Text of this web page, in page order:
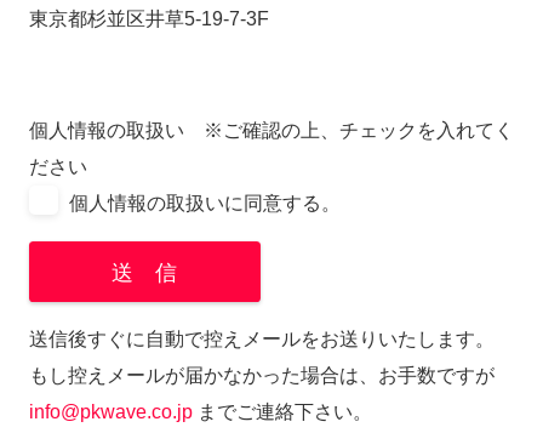
東京都杉並区井草5-19-7-3F
個人情報の取扱い ※ご確認の上、チェックを入れてく
ださい
個人情報の取扱いに同意する。
送信後すぐに自動で控えメールをお送りいたします。
もし控えメールが届かなかった場合は、お手数ですが
info@pkwave.co.jp までご連絡下さい。